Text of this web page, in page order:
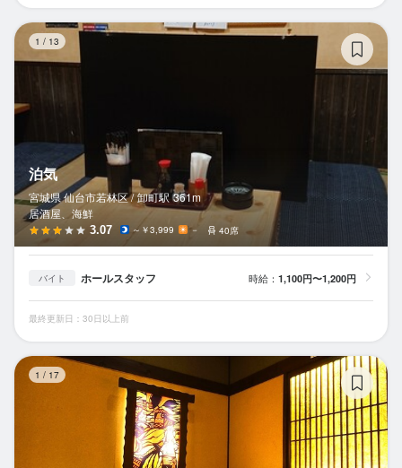
1 / 13
泊気
宮城県 仙台市若林区 / 卸町駅 361m
居酒屋、海鮮
3.07 ～￥3,999 － 40席
バイト ホールスタッフ 時給： 1,100円〜1,200円
最終更新日：30日以上前
1 / 17